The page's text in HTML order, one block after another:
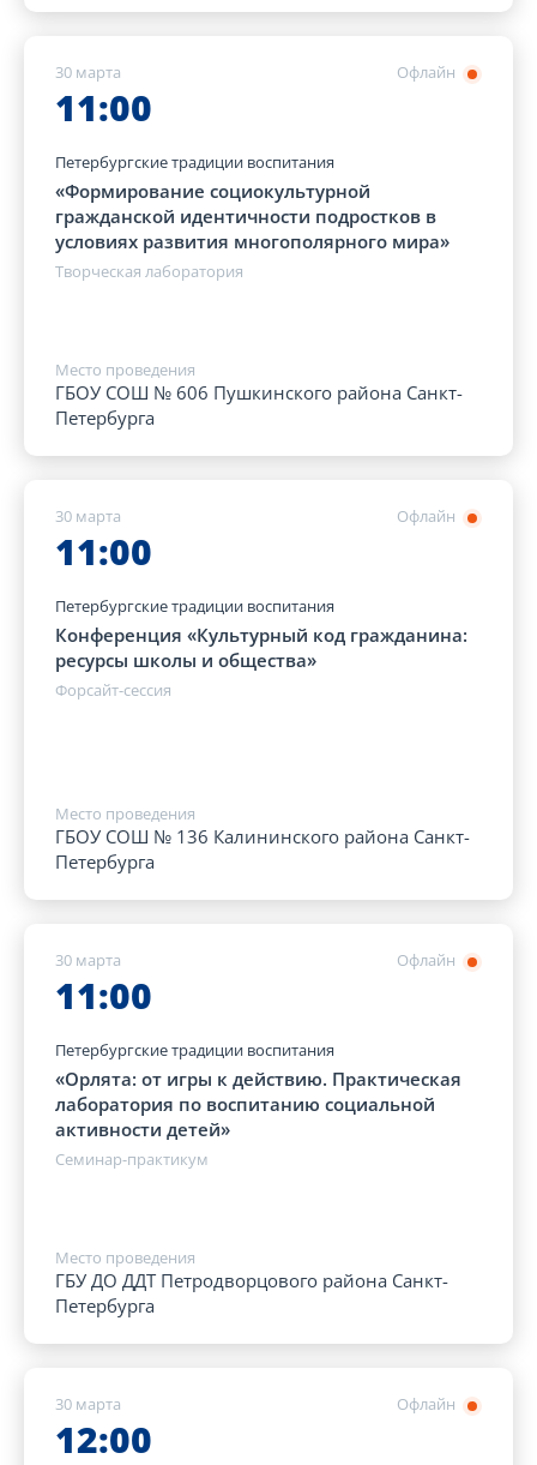
Офлайн
30 марта
11:00
Петербургские традиции воспитания
«Формирование социокультурной
гражданской идентичности подростков в
условиях развития многополярного мира»
Творческая лаборатория
Место проведения
ГБОУ СОШ № 606 Пушкинского района Санкт-
Петербурга
Офлайн
30 марта
11:00
Петербургские традиции воспитания
Конференция «Культурный код гражданина:
ресурсы школы и общества»
Форсайт-сессия
Место проведения
ГБОУ СОШ № 136 Калининского района Санкт-
Петербурга
Офлайн
30 марта
11:00
Петербургские традиции воспитания
«Орлята: от игры к действию. Практическая
лаборатория по воспитанию социальной
активности детей»
Семинар-практикум
Место проведения
ГБУ ДО ДДТ Петродворцового района Санкт-
Петербурга
Офлайн
30 марта
12:00